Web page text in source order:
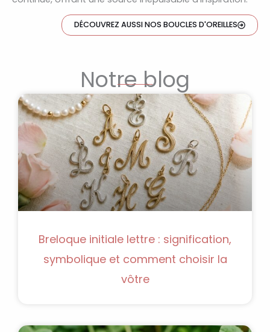
DÉCOUVREZ AUSSI NOS BOUCLES D'OREILLES
Notre blog
Breloque initiale lettre : signification,
symbolique et comment choisir la
vôtre